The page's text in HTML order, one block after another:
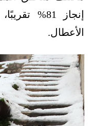
إنجاز 81%
الأعطال.